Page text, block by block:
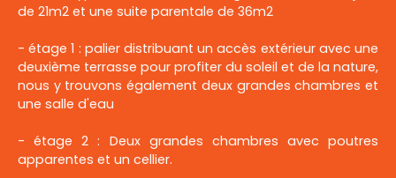
de 21m2 et une suite parentale de 36m2
- étage 1 : palier distribuant un accès extérieur avec une
deuxième terrasse pour profiter du soleil et de la nature,
nous y trouvons également deux grandes chambres et
une salle d'eau
- étage 2 : Deux grandes chambres avec poutres
apparentes et un cellier.